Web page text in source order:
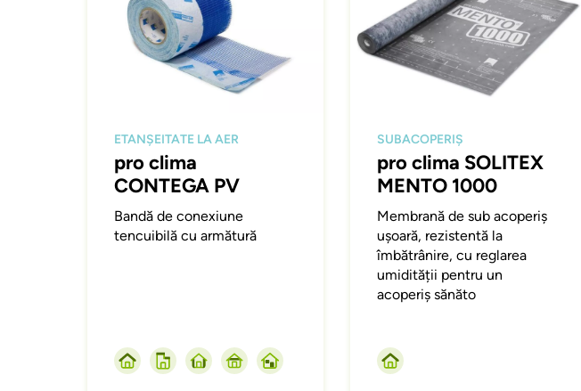
ETANȘEITATE LA AER
pro clima
CONTEGA PV
Bandă de conexiune
tencuibilă cu armătură
SUBACOPERIȘ
pro clima SOLITEX
MENTO 1000
Membrană de sub acoperiș
ușoară, rezistentă la
îmbătrânire, cu reglarea
umidității pentru un
acoperiș sănăto